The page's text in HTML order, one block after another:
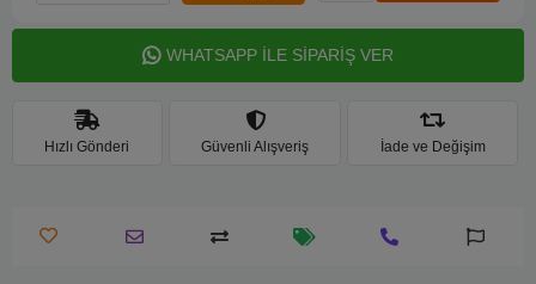
WHATSAPP İLE SİPARİŞ VER
Hızlı Gönderi Güvenli Alışveriş İade ve Değişim